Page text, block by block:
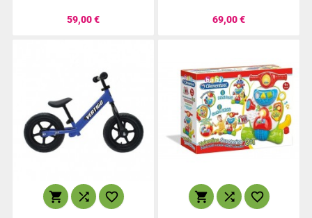
59,00 € 69,00 €
     